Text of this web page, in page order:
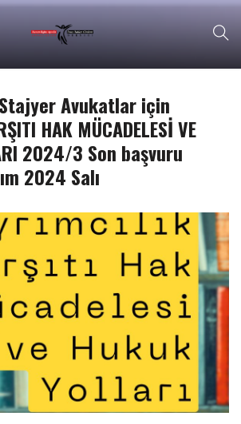
Avukatlar için
HAK MÜCADELESİ VE
2024/3 Son başvuru
2024 Salı